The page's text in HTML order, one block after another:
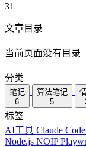
31
文章目录
当前页面没有目录
分类
笔记
6
算法笔记
5
标签
AI工具 Claude Code
Node.js NOIP